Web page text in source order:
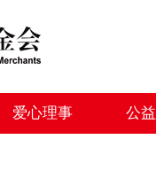
爱心理事 公